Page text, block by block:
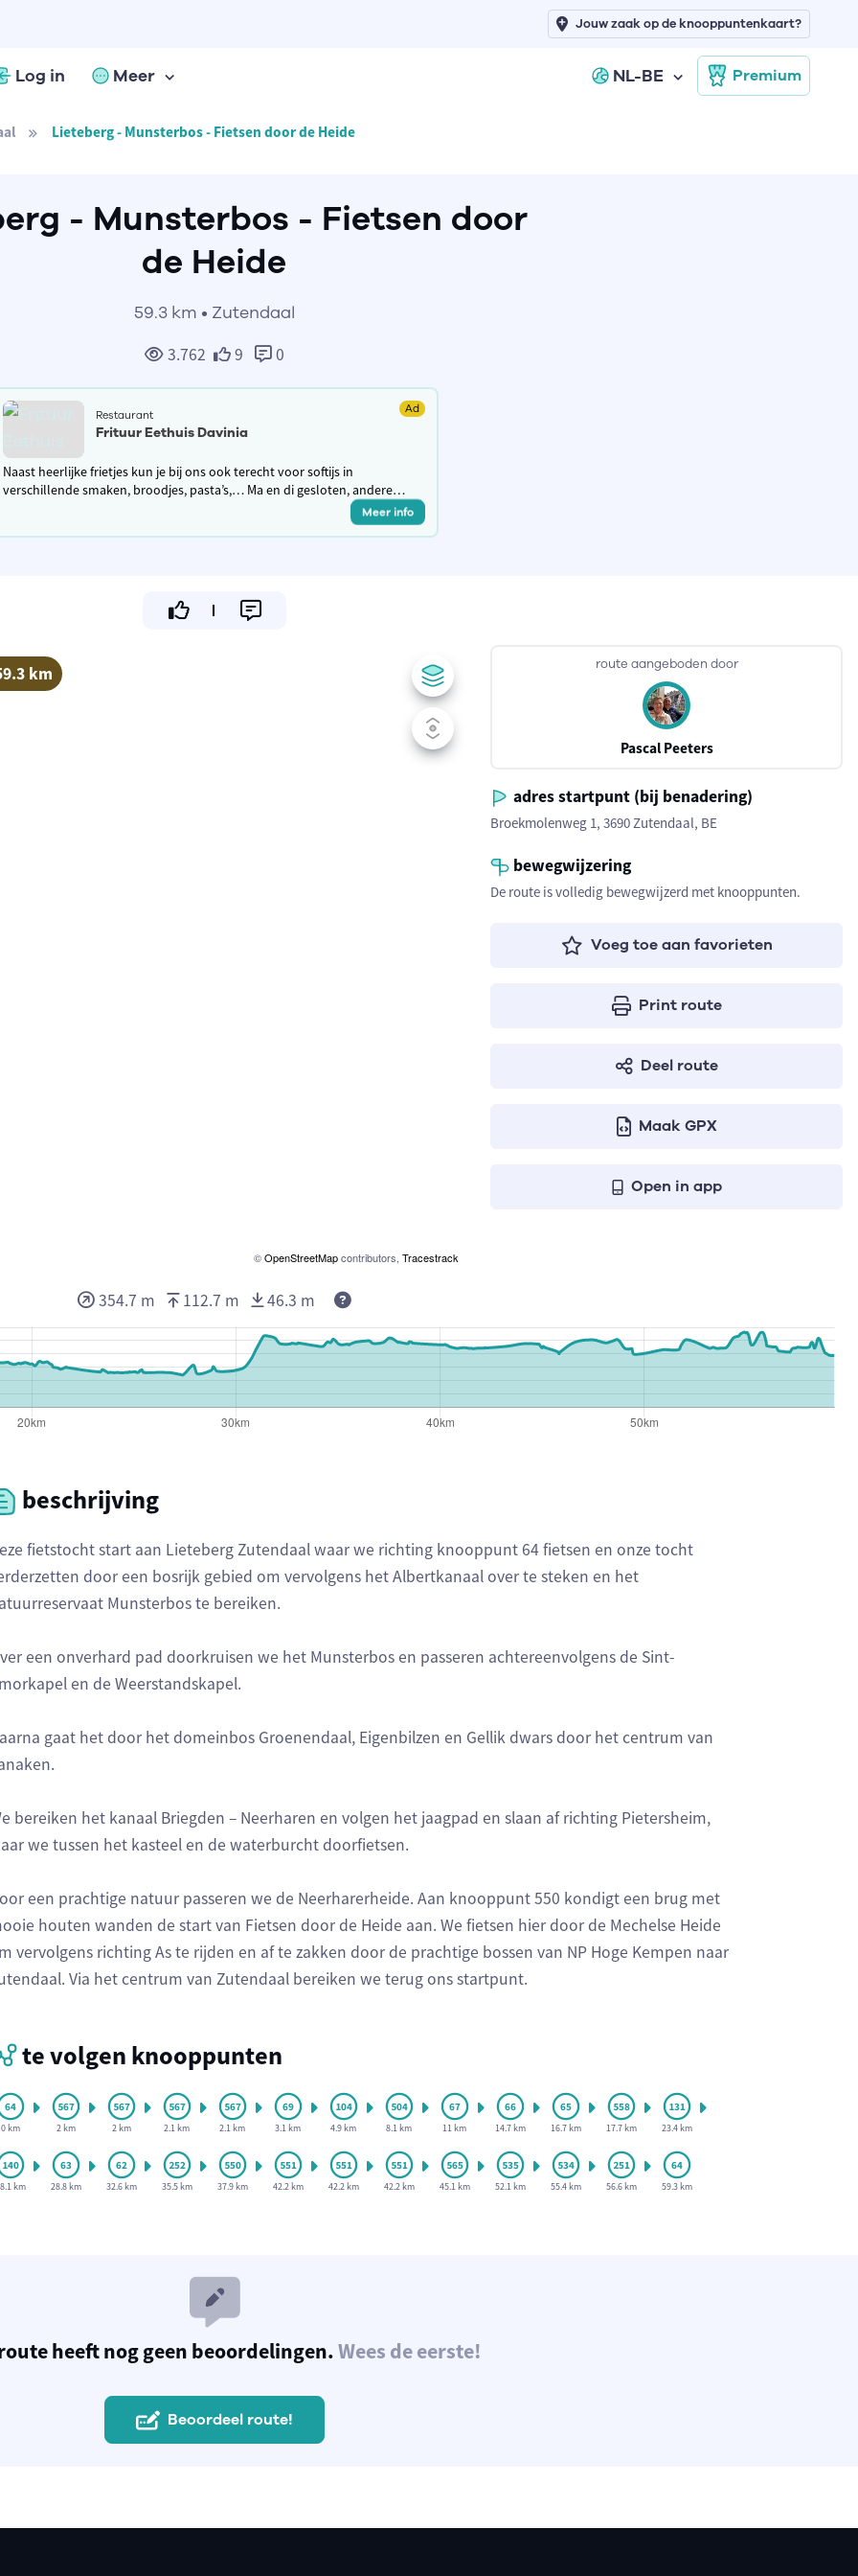
Log in Meer NL-BE Premium
Jouw zaak op de knooppuntenkaart?
Lieteberg - Munsterbos - Fietsen door de Heide
- Munsterbos - Fietsen door
de Heide
59.3 km • Zutendaal
3.762 9 0
Restaurant Ad
Frituur Eethuis Davinia
Naast heerlijke frietjes kun je bij ons ook terecht voor softijs in
verschillende smaken, broodjes, pasta’s,… Ma en di gesloten, andere
Meer info
km
©OpenStreetMapcontributors, Tracestrack
route aangeboden door
Pascal Peeters
adres startpunt (bij benadering)
Broekmolenweg 1, 3690 Zutendaal, BE
bewegwijzering
De route is volledig bewegwijzerd met knooppunten.
Voeg toe aan favorieten
Print route
Deel route
Maak GPX
Open in app
354.7 m 112.7 m 46.3 m
beschrijving
fietstocht start aan Lieteberg Zutendaal waar we richting knooppunt 64 fietsen en onze tocht
door een bosrijk gebied om vervolgens het Albertkanaal over te steken en het
Munsterbos te bereiken.
een onverhard pad doorkruisen we het Munsterbos en passeren achtereenvolgens de Sint-
en de Weerstandskapel.
gaat het door het domeinbos Groenendaal, Eigenbilzen en Gellik dwars door het centrum van
bereiken het kanaal Briegden – Neerharen en volgen het jaagpad en slaan af richting Pietersheim,
we tussen het kasteel en de waterburcht doorfietsen.
een prachtige natuur passeren we de Neerharerheide. Aan knooppunt 550 kondigt een brug met
houten wanden de start van Fietsen door de Heide aan. We fietsen hier door de Mechelse Heide
vervolgens richting As te rijden en af te zakken door de prachtige bossen van NP Hoge Kempen naar
Via het centrum van Zutendaal bereiken we terug ons startpunt.
te volgen knooppunten
0 km 2 km 2 km 2.1 km 2.1 km 3.1 km 4.9 km 8.1 km 11 km 14.7 km 16.7 km 17.7 km 23.4 km
km 28.8 km 32.6 km 35.5 km 37.9 km 42.2 km 42.2 km 42.2 km 45.1 km 52.1 km 55.4 km 56.6 km 59.3 km
heeft nog geen beoordelingen.Wees de eerste!
Beoordeel route!